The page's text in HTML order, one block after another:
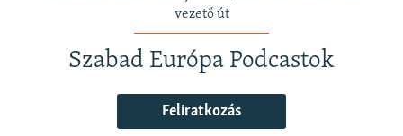
vezető út
Szabad Európa Podcastok
Feliratkozás